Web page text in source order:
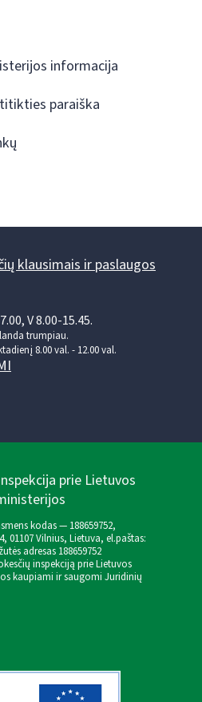
informacija
paraiška
klausimais ir paslaugos
V 8.00-15.45.
trumpiau.
8.00 val. - 12.00 val.
prie Lietuvos
kodas — 188659752,
01107 Vilnius, Lietuva, el.paštas:
adresas 188659752
inspekciją prie Lietuvos
kaupiami ir saugomi Juridinių